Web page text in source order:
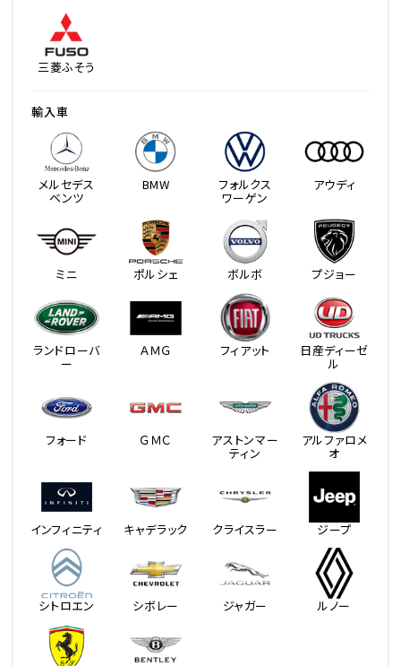
三菱ふそう
輸入車
メルセデス
ベンツ
BMW フォルクス
ワーゲン
アウディ
ミニ ポルシェ ボルボ プジョー
ランドローバ
ー
ＡＭＧ フィアット 日産ディーゼ
ル
フォード ＧＭＣ アストンマー
ティン
アルファロメ
オ
インフィニティ キャデラック クライスラー ジープ
シトロエン シボレー ジャガー ルノー